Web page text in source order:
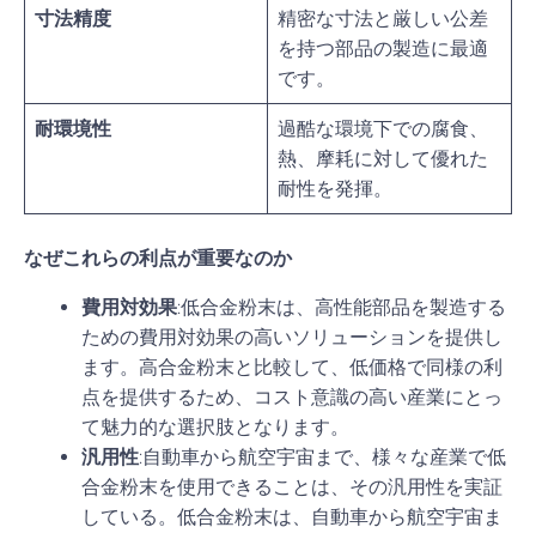
寸法精度
精密な寸法と厳しい公差
を持つ部品の製造に最適
です。
耐環境性
過酷な環境下での腐食、
熱、摩耗に対して優れた
耐性を発揮。
なぜこれらの利点が重要なのか
費用対効果:低合金粉末は、高性能部品を製造する
ための費用対効果の高いソリューションを提供し
ます。高合金粉末と比較して、低価格で同様の利
点を提供するため、コスト意識の高い産業にとっ
て魅力的な選択肢となります。
汎用性:自動車から航空宇宙まで、様々な産業で低
合金粉末を使用できることは、その汎用性を実証
している。低合金粉末は、自動車から航空宇宙ま